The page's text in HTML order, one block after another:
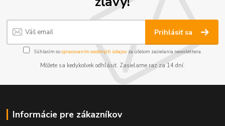
Prihlásiť sa
Súhlasím sospracovaním osobných údajov za účelom zasielania newslettera.
Môžete sa kedykoľvek odhlásiť. Zasielame raz za 14 dní.
Informácie pre zákazníkov